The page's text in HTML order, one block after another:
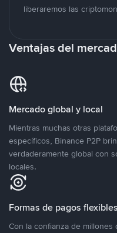
liberaremos las
Ventajas del
Mercado global y local
Mientras muchas otras
específicos, Binance P2P
verdaderamente global con
locales.
Formas de pagos flexibles
Con la confianza de